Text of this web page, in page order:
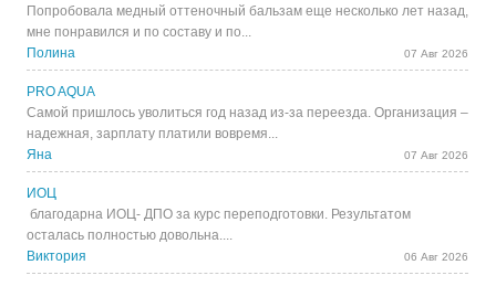
Попробовала медный оттеночный бальзам еще несколько лет назад,
мне понравился и по составу и по...
Полина
07 Авг 2026
PRO AQUA
Самой пришлось уволиться год назад из-за переезда. Организация –
надежная, зарплату платили вовремя...
Яна
07 Авг 2026
ИОЦ
благодарна ИОЦ- ДПО за курс переподготовки. Результатом
осталась полностью довольна....
Виктория
06 Авг 2026